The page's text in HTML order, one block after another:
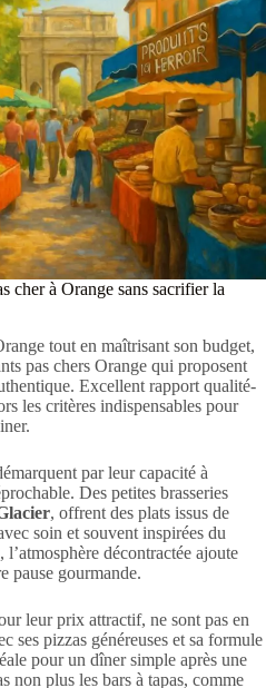
cher à Orange sans sacrifier la
tout en maîtrisant son budget,
pas chers Orange qui proposent
Excellent rapport qualité-
les critères indispensables pour
par leur capacité à
Des petites brasseries
, offrent des plats issus de
soin et souvent inspirées du
décontractée ajoute
pause gourmande.
leur prix attractif, ne sont pas en
ses pizzas généreuses et sa formule
pour un dîner simple après une
non plus les bars à tapas, comme